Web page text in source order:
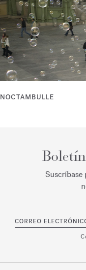
NOCTAMBULLE
Suscríbase
CORREO